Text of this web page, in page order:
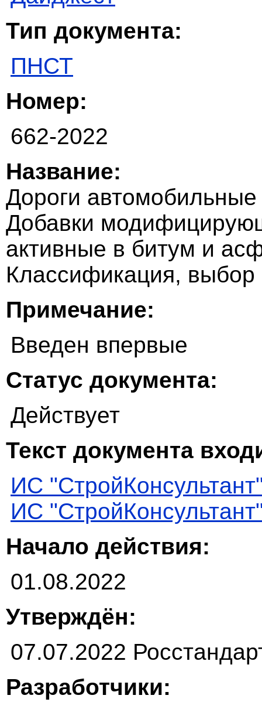
Тип документа:
ПНСТ
Номер:
662-2022
Название:
Дороги
Добавки
активные в битум и
Классификация,
Примечание:
Введен впервые
Статус документа:
Действует
Текст документа
ИС
ИС
Начало действия:
01.08.2022
Утверждён:
07.07.2022
Разработчики: